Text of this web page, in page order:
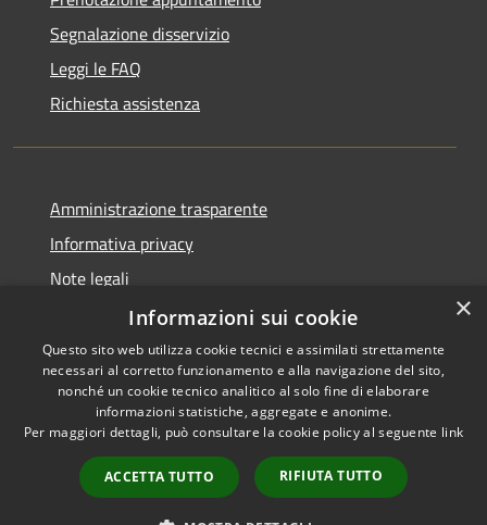
Segnalazione disservizio
Leggi le FAQ
Richiesta assistenza
Amministrazione trasparente
Informativa privacy
Note legali
Dichiarazione di accessibilità
RSS
Accessibilità
Copyright © 2026 • Comune di
Municipium•
Accesso
redazione
×
Informazioni sui cookie
Questo sito web utilizza cookie tecnici e assimilati strettamente
necessari al corretto funzionamento e alla navigazione del sito,
nonché un cookie tecnico analitico al solo fine di elaborare
informazioni statistiche, aggregate e anonime.
Per maggiori dettagli, può consultare la cookie policy al seguente link
ACCETTA TUTTO RIFIUTA TUTTO